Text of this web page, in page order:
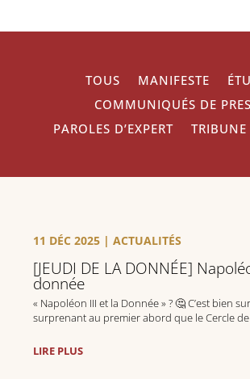
TOUS MANIFESTE
COMMUNIQUÉS DE
PAROLES D’EXPERT
[JEUDI DE LA DONNÉE]
donnée
11 DÉC 2025 |ACTUALITÉS
« Napoléon III et la Donnée » ? 🤔 C’est bien
surprenant au premier abord que le Cercle de
Party.
LIRE PLUS